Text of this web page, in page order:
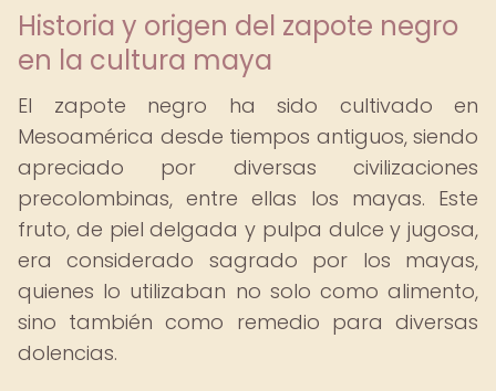
Historia y origen del zapote negro
en la cultura maya
El zapote negro ha sido cultivado en
Mesoamérica desde tiempos antiguos, siendo
apreciado por diversas civilizaciones
precolombinas, entre ellas los mayas. Este
fruto, de piel delgada y pulpa dulce y jugosa,
era considerado sagrado por los mayas,
quienes lo utilizaban no solo como alimento,
sino también como remedio para diversas
dolencias.